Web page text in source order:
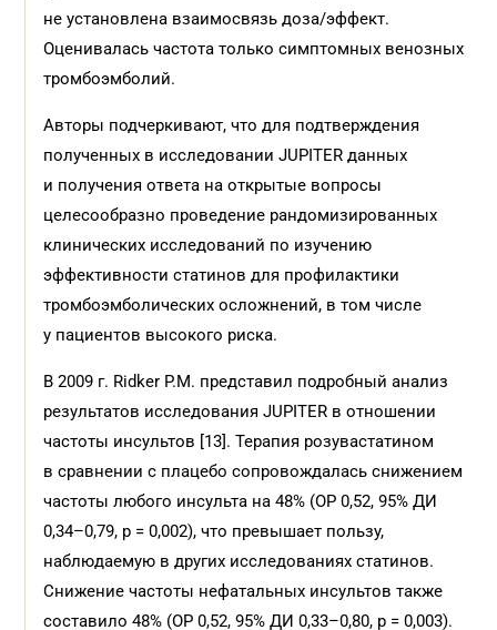
не установлена взаимосвязь доза/эффект.
Оценивалась частота только симптомных венозных
тромбоэмболий.
Авторы подчеркивают, что для подтверждения
полученных в исследовании JUPITER данных
и получения ответа на открытые вопросы
целесообразно проведение рандомизированных
клинических исследований по изучению
эффективности статинов для профилактики
тромбоэмболических осложнений, в том числе
у пациентов высокого риска.
В 2009 г. Ridker P.M. представил подробный анализ
результатов исследования JUPITER в отношении
частоты инсультов [13]. Терапия розувастатином
в сравнении с плацебо сопровождалась снижением
частоты любого инсульта на 48% (ОР 0,52, 95% ДИ
0,34–0,79, p = 0,002), что превышает пользу,
наблюдаемую в других исследованиях статинов.
Снижение частоты нефатальных инсультов также
составило 48% (ОР 0,52, 95% ДИ 0,33–0,80, р = 0,003).